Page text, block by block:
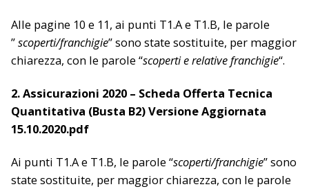
Alle pagine 10 e 11, ai punti T1.A e T1.B, le parole
”scoperti/franchigie” sono state sostituite, per maggior
chiarezza, con le parole “scoperti e relative franchigie“.
2. Assicurazioni 2020 – Scheda Offerta Tecnica
Quantitativa (Busta B2) Versione Aggiornata
15.10.2020.pdf
Ai punti T1.A e T1.B, le parole “scoperti/franchigie” sono
state sostituite, per maggior chiarezza, con le parole